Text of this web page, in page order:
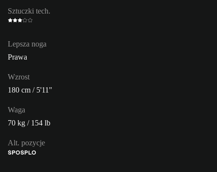
Sztuczki tech.
Lepsza noga
Prawa
Wzrost
180 cm / 5'11"
Waga
70 kg / 154 lb
Alt. pozycje
ŚPOŚPLO